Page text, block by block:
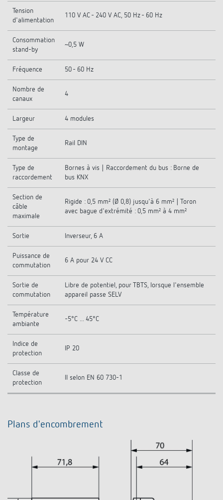
Tension
d'alimentation
110 V AC - 240 V AC, 50 Hz - 60 Hz
Consommation
stand-by
~0,5 W
Fréquence 50 - 60 Hz
Nombre de
canaux
4
Largeur 4 modules
Type de
montage
Rail DIN
Type de
raccordement
Bornes à vis | Raccordement du bus : Borne de
bus KNX
Section de
câble
maximale
Rigide : 0,5 mm² (Ø 0,8) jusqu'à 6 mm² | Toron
avec bague d'extrémité : 0,5 mm² à 4 mm²
Sortie Inverseur, 6 A
Puissance de
commutation
6 A pour 24 V CC
Sortie de
commutation
Libre de potentiel, pour TBTS, lorsque l'ensemble
appareil passe SELV
Température
ambiante
-5°C ... 45°C
Indice de
protection
IP 20
Classe de
protection
II selon EN 60 730-1
Plans d'encombrement